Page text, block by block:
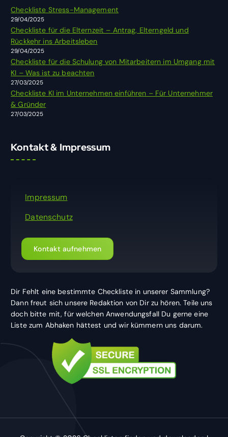
a
h
:
Checkliste Stress-Management
29/04/2025
Checkliste für die Elternzeit – Antrag, Elterngeld und
Rückkehr ins Arbeitsleben
29/04/2025
Checkliste für die Schulung von Mitarbeitern im Umgang mit
KI – Was ist zu beachten
27/03/2025
Checkliste KI im Unternehmen einführen – Für Unternehmer
& Gründer
27/03/2025
Kontakt & Impressum
Impressum
Datenschutz
Kontakt aufnehmen
Dir Fehlt eine bestimmte Checkliste in unserer Sammlung?
Dann freut sich unsere Redaktion von Dir zu hören. Teile uns
doch bitte mit, für welchen Anwendungsfall Du gerne eine
Liste zum Abhaken hättest und wir kümmern uns darum.